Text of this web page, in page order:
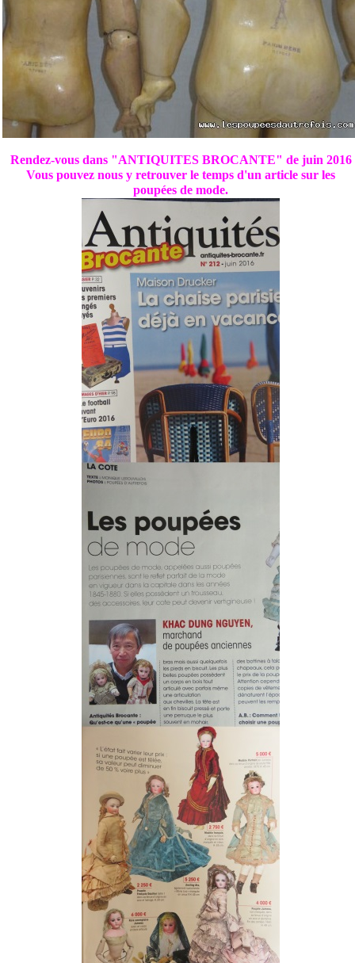
Rendez-vous dans "ANTIQUITES BROCANTE" de juin 2016
Vous pouvez nous y retrouver le temps d'un article sur les
poupées de mode.